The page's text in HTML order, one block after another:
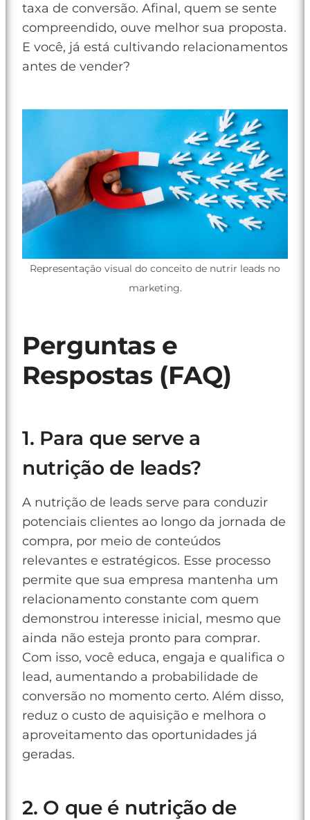
taxa de conversão. Afinal, quem se sente
compreendido, ouve melhor sua proposta.
E você, já está cultivando relacionamentos
antes de vender?
Representação visual do conceito de nutrir leads no
marketing.
Perguntas e
Respostas (FAQ)
1. Para que serve a
nutrição de leads?
A nutrição de leads serve para conduzir
potenciais clientes ao longo da jornada de
compra, por meio de conteúdos
relevantes e estratégicos. Esse processo
permite que sua empresa mantenha um
relacionamento constante com quem
demonstrou interesse inicial, mesmo que
ainda não esteja pronto para comprar.
Com isso, você educa, engaja e qualifica o
lead, aumentando a probabilidade de
conversão no momento certo. Além disso,
reduz o custo de aquisição e melhora o
aproveitamento das oportunidades já
geradas.
2. O que é nutrição de